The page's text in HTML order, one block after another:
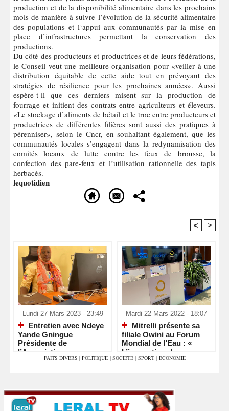
production et de la disponibilité alimentaire dans les prochains
mois de manière à suivre l’évolution de la sécurité alimentaire
des populations et l‘appui aux communautés par la mise en
place d’infrastructures permettant la conservation des
productions.
Du côté des producteurs et productrices et de leurs fédérations,
le Conseil veut une meilleure organisation pour «veiller à une
distribution équitable de cette aide tout en prévoyant des
stratégies de résilience pour les prochaines années». Aussi
espère-t-il que ces derniers misent sur la production de
fourrage et initient des contrats entre agriculteurs et éleveurs.
«Le stockage d’aliments de bétail et le troc entre producteurs et
productrices de différentes filières sont aussi des pratiques à
pérenniser», selon le Cncr, en souhaitant également, que les
communautés locales s’engagent dans la redynamisation des
comités locaux de lutte contre les feux de brousse, la
confection des pare-feux et l’utilisation rationnelle des tapis
herbacés.
lequotidien
< >
Lundi 27 Mars 2023 - 23:49
Entretien avec Ndeye
Yande Gningue
Présidente de
l’Association
Sénégalaise de sante
Mardi 22 Mars 2022 - 18:07
Mitrelli présente sa
filiale Owini au Forum
Mondial de l’Eau : «
L’innovation dans
chaque goutte »
FAITS DIVERS | POLITIQUE | SOCIETE | SPORT | ECONOMIE